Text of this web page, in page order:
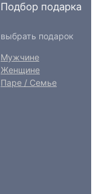
Подбор подарка
выбрать подарок
Мужчине
Женщине
Паре / Семье